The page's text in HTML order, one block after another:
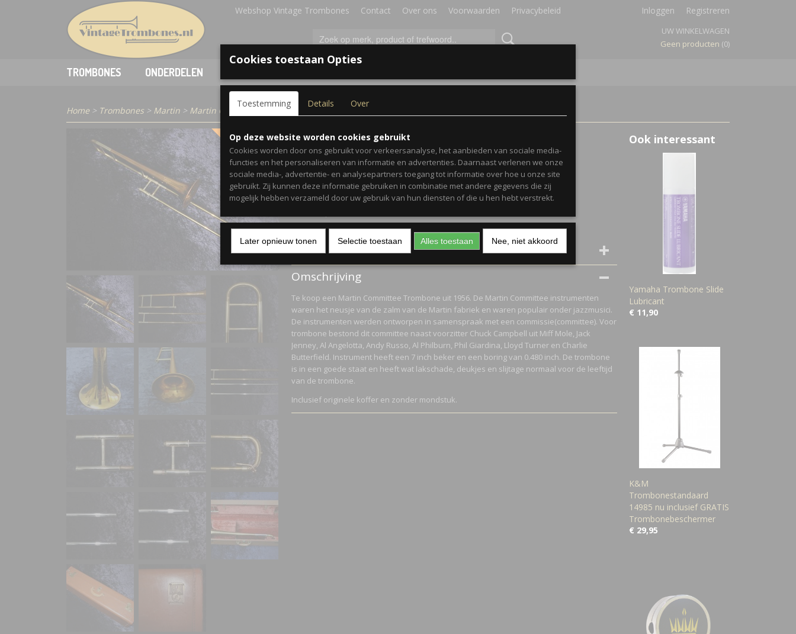
Webshop Vintage Trombones Contact Over ons Voorwaarden Privacybeleid Inloggen Registreren
UW WINKELWAGEN
Geen producten (0)
TROMBONES ONDERDELEN
Home > Trombones > Martin > Martin Committee 1956 Trombone
VERKOCHT
Martin Committee 1956
Trombone
€ 995,00 (inclusief btw 21%)
Specificaties
Productcode
Netto gewicht
Bruto gewicht
6,20 Kg
Omschrijving
Te koop een Martin Committee Trombone uit 1956. De Martin Committee instrumenten
waren het neusje van de zalm van de Martin fabriek en waren populair onder jazzmusici.
De instrumenten werden ontworpen in samenspraak met een commissie(committee). Voor
trombone bestond dit committee naast voorzitter Chuck Campbell uit Miff Mole, Jack
Jenney, Al Angelotta, Andy Russo, Al Philburn, Phil Giardina, Lloyd Turner en Charlie
Butterfield. Instrument heeft een 7 inch beker en een boring van 0.480 inch. De trombone
is in een goede staat en heeft wat lakschade, deukjes en slijtage normaal voor de leeftijd
van de trombone.
Inclusief originele koffer en zonder mondstuk.
Ook interessant
Yamaha Trombone Slide
Lubricant
€ 11,90
K&M
Trombonestandaard
14985 nu inclusief GRATIS
Trombonebeschermer
€ 29,95
Cookies toestaan Opties
Toestemming Details Over
Op deze website worden cookies gebruikt
Cookies worden door ons gebruikt voor verkeersanalyse, het aanbieden van sociale media-
functies en het personaliseren van informatie en advertenties. Daarnaast verlenen we onze
sociale media-, advertentie- en analysepartners toegang tot informatie over hoe u onze site
gebruikt. Zij kunnen deze informatie gebruiken in combinatie met andere gegevens die zij
mogelijk hebben verzameld door uw gebruik van hun diensten of die u hen hebt verstrekt.
Later opnieuw tonen Selectie toestaan Alles toestaan Nee, niet akkoord